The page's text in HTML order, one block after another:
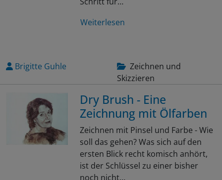
Weiterlesen
Brigitte Guhle
Zeichnen und
Skizzieren
Dry Brush - Eine
Zeichnung mit Ölfarben
Zeichnen mit Pinsel und Farbe - Wie
soll das gehen? Was sich auf den
ersten Blick recht komisch anhört,
ist der Schlüssel zu einer bisher
noch nicht…